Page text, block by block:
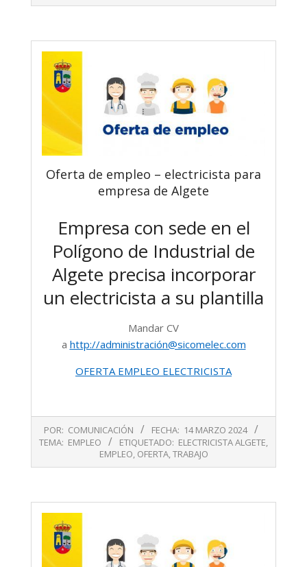
Oferta de empleo – electricista para
empresa de Algete
Empresa con sede en el
Polígono de Industrial de
Algete precisa incorporar
un electricista a su plantilla
Mandar CV
a http://administración@sicomelec.com
OFERTA EMPLEO ELECTRICISTA
03-
POR: COMUNICACIÓN FECHA: 14 MARZO 2024
TEMA: EMPLEO ETIQUETADO: ELECTRICISTA ALGETE,
EMPLEO, OFERTA,TRABAJO